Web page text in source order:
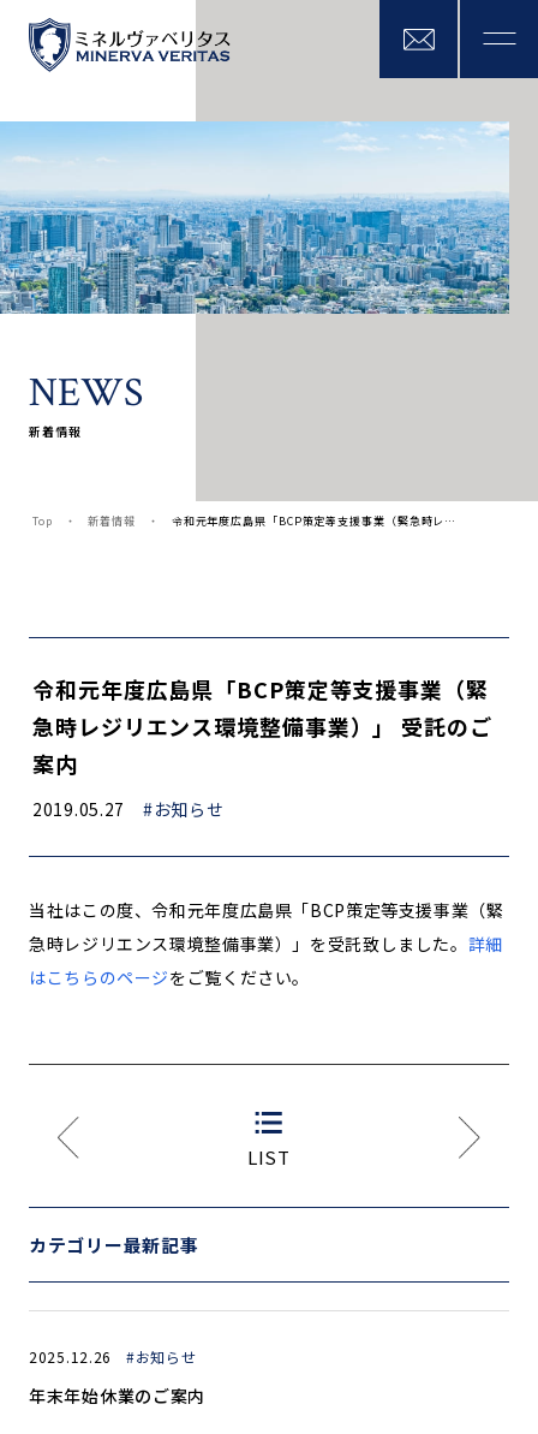
NEWS
新着情報
Top 新着情報 令和元年度広島県「BCP策定等支援事業（緊急時レ…
令和元年度広島県「BCP策定等支援事業（緊
急時レジリエンス環境整備事業）」 受託のご
案内
2019.05.27 #お知らせ
当社はこの度、令和元年度広島県「BCP策定等支援事業（緊
急時レジリエンス環境整備事業）」を受託致しました。 詳細
はこちらのページをご覧ください。
LIST
カテゴリー最新記事
2025.12.26 #お知らせ
年末年始休業のご案内